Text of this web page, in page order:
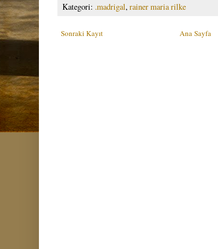
Kategori: .madrigal,rainer maria rilke
Sonraki Kayıt Ana Sayfa